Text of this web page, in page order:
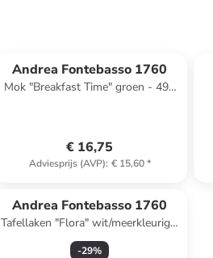
Andrea Fontebasso 1760
Mok "Breakfast Time" groen - 490
€ 16,75
Adviesprijs (AVP): € 15,60*
Andrea Fontebasso 1760
Tafellaken "Flora" wit/meerkleurig -
(L)300 x (B)150 cm
-29%